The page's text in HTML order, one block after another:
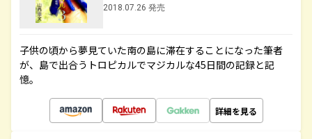
2018.07.26 発売
子供の頃から夢見ていた南の島に滞在することになった筆者
が、島で出合うトロピカルでマジカルな45日間の記録と記
憶。
詳細を見る